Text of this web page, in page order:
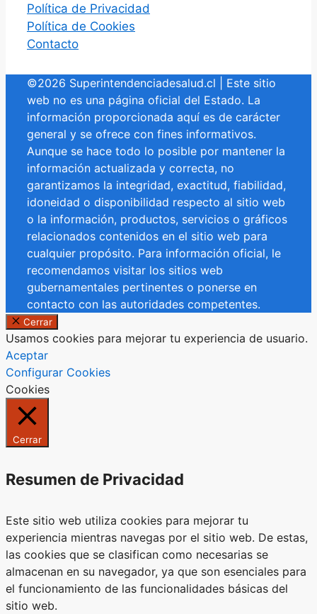
Política de Privacidad
Política de Cookies
Contacto
©2026 Superintendenciadesalud.cl | Este sitio
web no es una página oficial del Estado. La
información proporcionada aquí es de carácter
general y se ofrece con fines informativos.
Aunque se hace todo lo posible por mantener la
información actualizada y correcta, no
garantizamos la integridad, exactitud, fiabilidad,
idoneidad o disponibilidad respecto al sitio web
o la información, productos, servicios o gráficos
relacionados contenidos en el sitio web para
cualquier propósito. Para información oficial, le
recomendamos visitar los sitios web
gubernamentales pertinentes o ponerse en
contacto con las autoridades competentes.
Cerrar
Usamos cookies para mejorar tu experiencia de usuario.
Aceptar
Configurar Cookies
Cookies
Cerrar
Resumen de Privacidad
Este sitio web utiliza cookies para mejorar tu
experiencia mientras navegas por el sitio web. De estas,
las cookies que se clasifican como necesarias se
almacenan en su navegador, ya que son esenciales para
el funcionamiento de las funcionalidades básicas del
sitio web.